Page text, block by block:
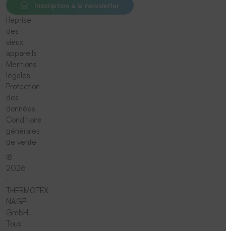
Inscription à la newsletter
Reprise
des
vieux
appareils
Mentions
légales
Protection
des
données
Conditions
générales
de vente
©
2026
-
THERMOTEX
NAGEL
GmbH.
Tous